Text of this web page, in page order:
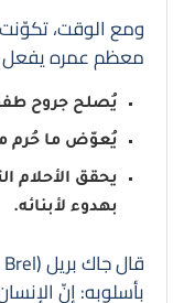
ومع الوقت،
معظم عمره يفعل
يُصلح جروح
يُعوّض ما حُرم
يحقق الأحلام
بهدوء لأبنائه.
بأسلوبه: إنّ